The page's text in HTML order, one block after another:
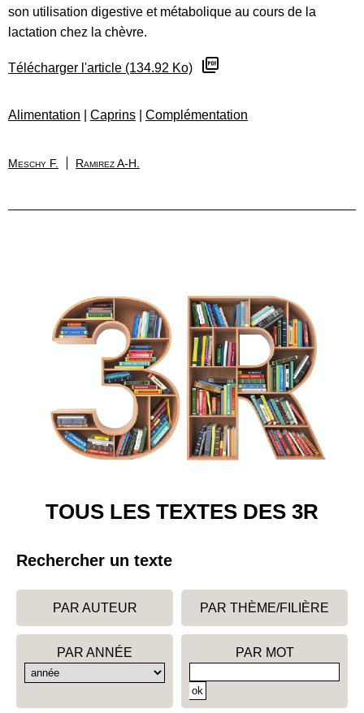
son utilisation digestive et métabolique au cours de la
lactation chez la chèvre.
Télécharger l'article (134.92 Ko)
Alimentation Caprins Complémentation
Meschy F. Ramirez A-H.
TOUS LES TEXTES DES 3R
Rechercher un texte
PAR AUTEUR PAR THÈME/FILIÈRE
PAR ANNÉE PAR MOT